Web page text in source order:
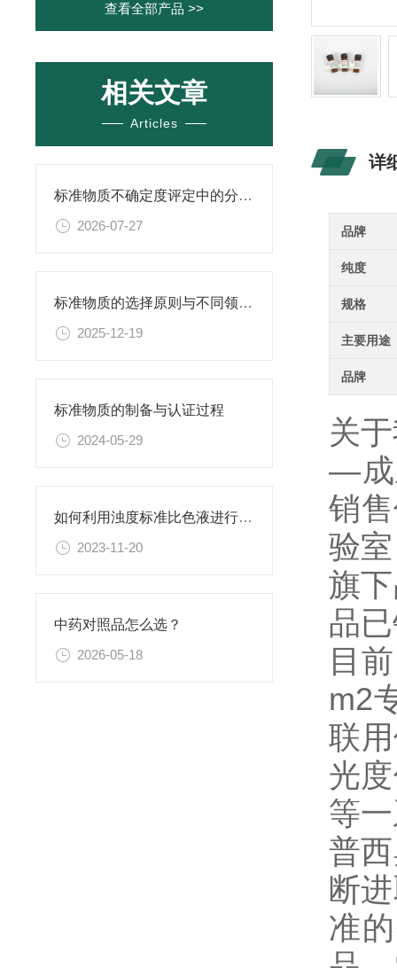
查看全部产品 >>
相关文章
Articles
标准物质不确定度评定中的分量识别与量化计算方法
2026-07-27
标准物质的选择原则与不同领域应用匹配性分析
2025-12-19
标准物质的制备与认证过程
2024-05-29
如何利用浊度标准比色液进行水体生态系统的研究？
2023-11-20
中药对照品怎么选？
2026-05-18
详
品牌
纯度
规格
主要用途
品牌
关
—成
销
验
旗
品
目
m2
联
光
等
普
断
准